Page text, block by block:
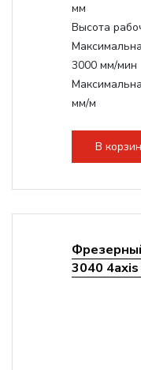
мм
Высота
3000 мм/мин
мм/м
стандартно:
Цанговый
В
3040